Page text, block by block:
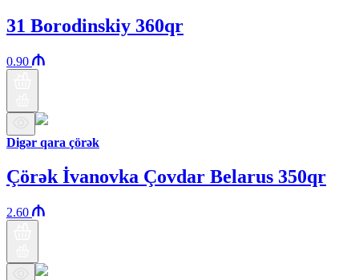
31 Borodinskiy 360qr
0.90
Digər qara çörək
Çörək İvanovka Çovdar Belarus 350qr
2.60